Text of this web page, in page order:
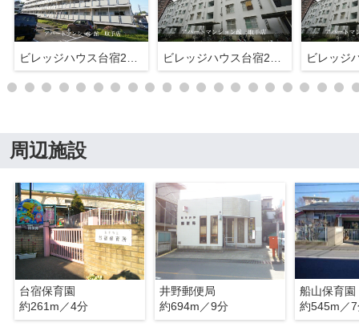
周辺施設
台宿保育園
約261m／4分
井野郵便局
約694m／9分
船山保育園
約545m／